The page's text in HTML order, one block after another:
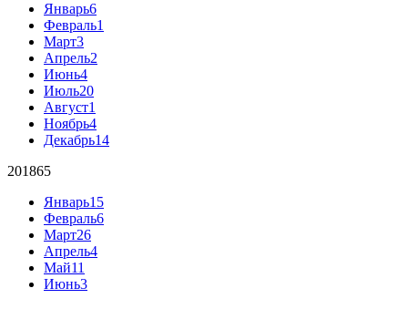
Январь6
Февраль1
Март3
Апрель2
Июнь4
Июль20
Август1
Ноябрь4
Декабрь14
201865
Январь15
Февраль6
Март26
Апрель4
Май11
Июнь3